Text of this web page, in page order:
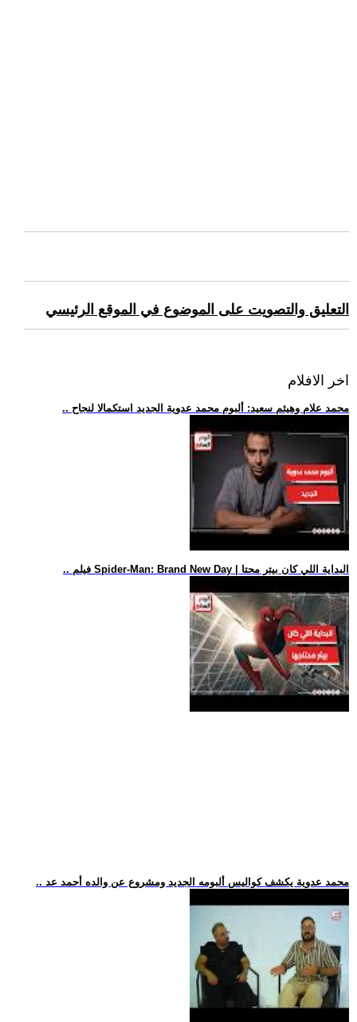
التعليق والتصويت على الموضوع في الموقع الرئيسي
اخر الافلام
.. محمد علام وهيثم سعيد: ألبوم محمد عدوية الجديد استكمالا لنجاح
.. فيلم Spider-Man: Brand New Day | البداية اللي كان بيتر محتا
.. محمد عدوية يكشف كواليس ألبومه الجديد ومشروع عن والده أحمد عد